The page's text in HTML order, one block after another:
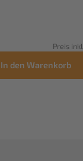
Preis inkl.
In den Warenkorb